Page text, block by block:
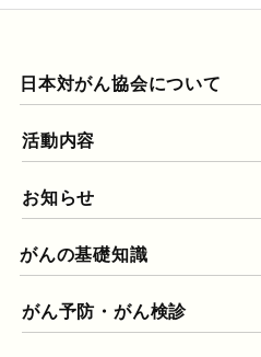
日本対がん協会について
活動内容
お知らせ
がんの基礎知識
がん予防・がん検診